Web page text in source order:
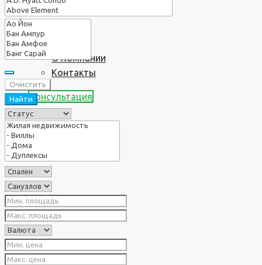
О нас
О Компании
Контакты
Консультация
Очистить
Найти